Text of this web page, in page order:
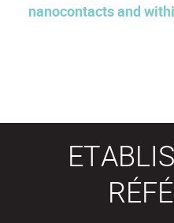
nanocontacts and